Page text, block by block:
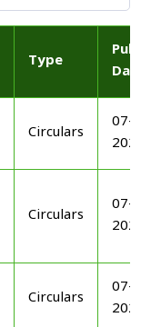
Type
Circulars
07-
Circulars
07-
Circulars
07-